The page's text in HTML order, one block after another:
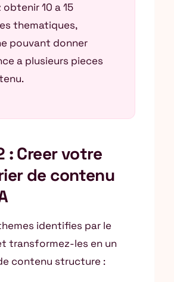
obtenir 10 a 15
thematiques,
pouvant donner
a plusieurs pieces
: Creer votre
de contenu
identifies par le
transformez-les en un
contenu structure :